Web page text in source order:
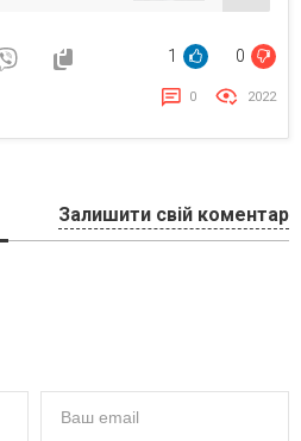
1 0
0 2022
Залишити свій коментар